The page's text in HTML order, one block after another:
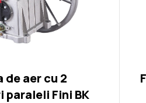
de aer cu 2
paraleli Fini BK